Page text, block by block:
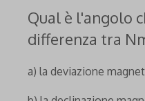
Qual è l'angolo
differenza tra
a) la deviazione